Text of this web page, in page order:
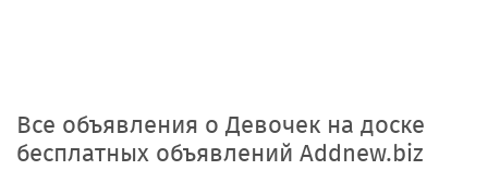
Все объявления о Девочек на доске
бесплатных объявлений Addnew.biz